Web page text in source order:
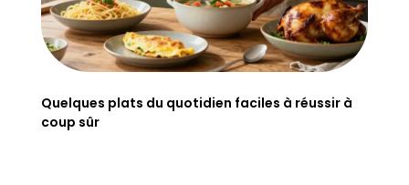
Quelques plats du quotidien faciles à réussir à
coup sûr